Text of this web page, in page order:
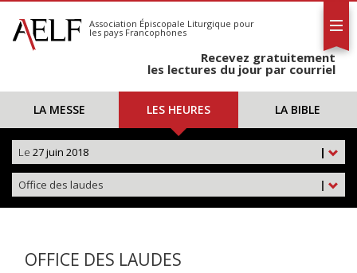
S'abonner
Calendrier
Association Épiscopale Liturgique pour
les pays Francophones
Recevez gratuitement
les lectures du jour par courriel
LA MESSE LES HEURES LA BIBLE
|
Le 27 juin 2018
|
Office des laudes
OFFICE DES LAUDES